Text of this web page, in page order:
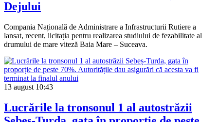
Dejului
Compania Națională de Administrare a Infrastructurii Rutiere a
lansat, recent, licitația pentru realizarea studiului de fezabilitate al
drumului de mare viteză Baia Mare – Suceava.
13 august 10:43
Lucrările la tronsonul 1 al autostrăzii